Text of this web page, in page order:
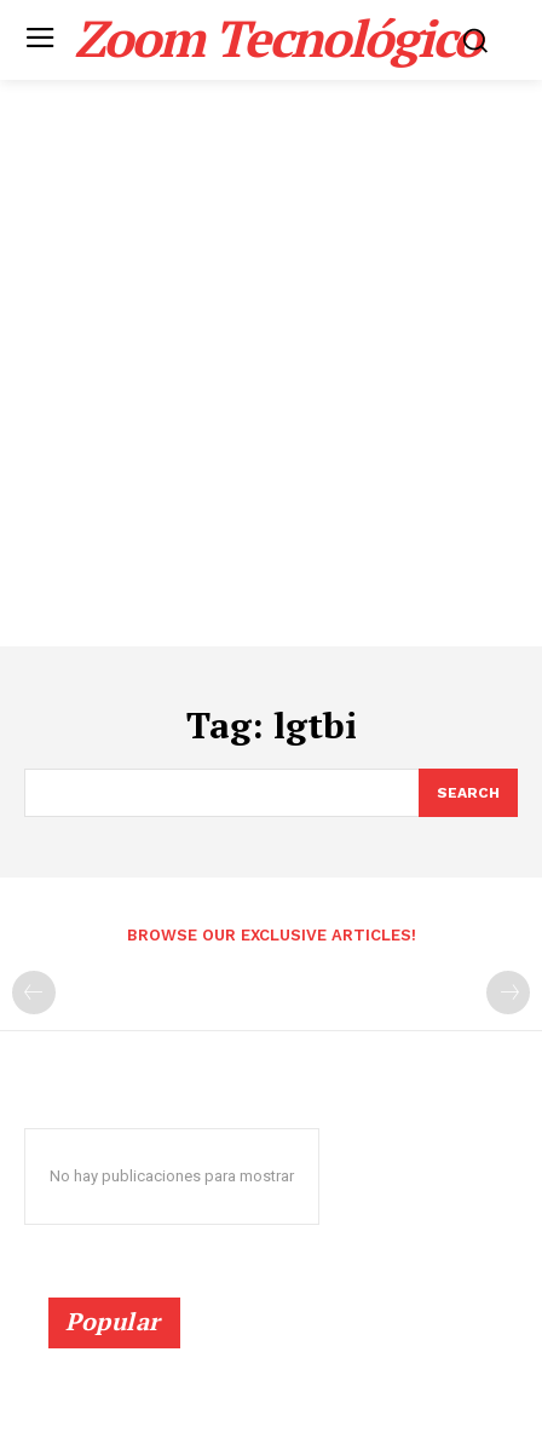
Zoom Tecnológico
Tag: lgtbi
SEARCH
BROWSE OUR EXCLUSIVE ARTICLES!
No hay publicaciones para mostrar
Popular